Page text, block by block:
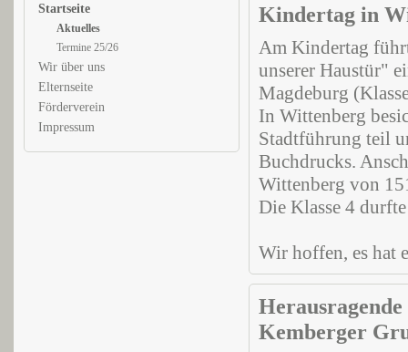
Startseite
Aktuelles
Termine 25/26
Wir über uns
Elternseite
Förderverein
Impressum
Kindertag in
Am Kindertag
unserer Haustür"
Magdeburg
In Wittenberg
Stadtführung teil
Buchdrucks.
Wittenberg von
Die Klasse 4
Wir hoffen, es hat
Kemberger